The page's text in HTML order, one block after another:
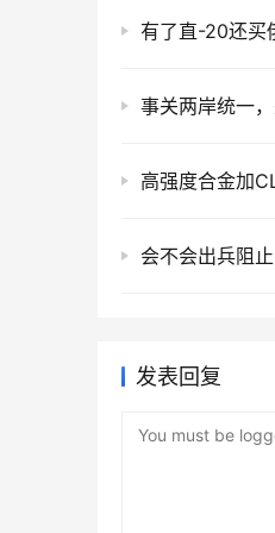
有了直-20还买
高强度合金加
发表回复
You must be